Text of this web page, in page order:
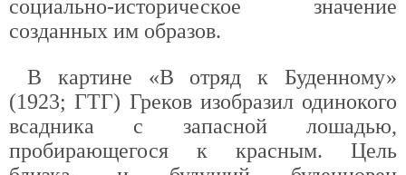
социально-историческое значение
созданных им образов.
В картине «В отряд к Буденному»
(1923; ГТГ) Греков изобразил одинокого
всадника с запасной лошадью,
пробирающегося к красным. Цель